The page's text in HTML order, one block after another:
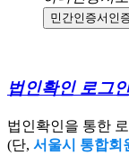
민간인증서 인
법인확인 로그
법인확인을 통한
(단, 서울시 통합회